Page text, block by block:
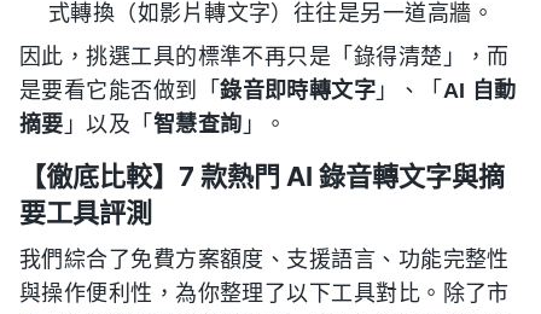
式轉換（如影片轉文字）往往是另一道高牆。
因此，挑選工具的標準不再只是「錄得清楚」，而
是要看它能否做到「錄音即時轉文字 」、「 AI 自動
摘要 」以及「 智慧查詢 」。
【徹底比較】7 款熱門 AI 錄音轉文字與摘
要工具評測
我們綜合了免費方案額度、支援語言、功能完整性
與操作便利性，為你整理了以下工具對比。除了市